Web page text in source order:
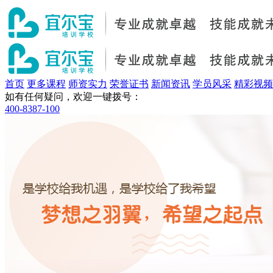
首页 更多课程 师资实力 荣誉证书 新闻资讯 学员风采 精彩视频
如有任何疑问，欢迎一键拨号：
400-8387-100